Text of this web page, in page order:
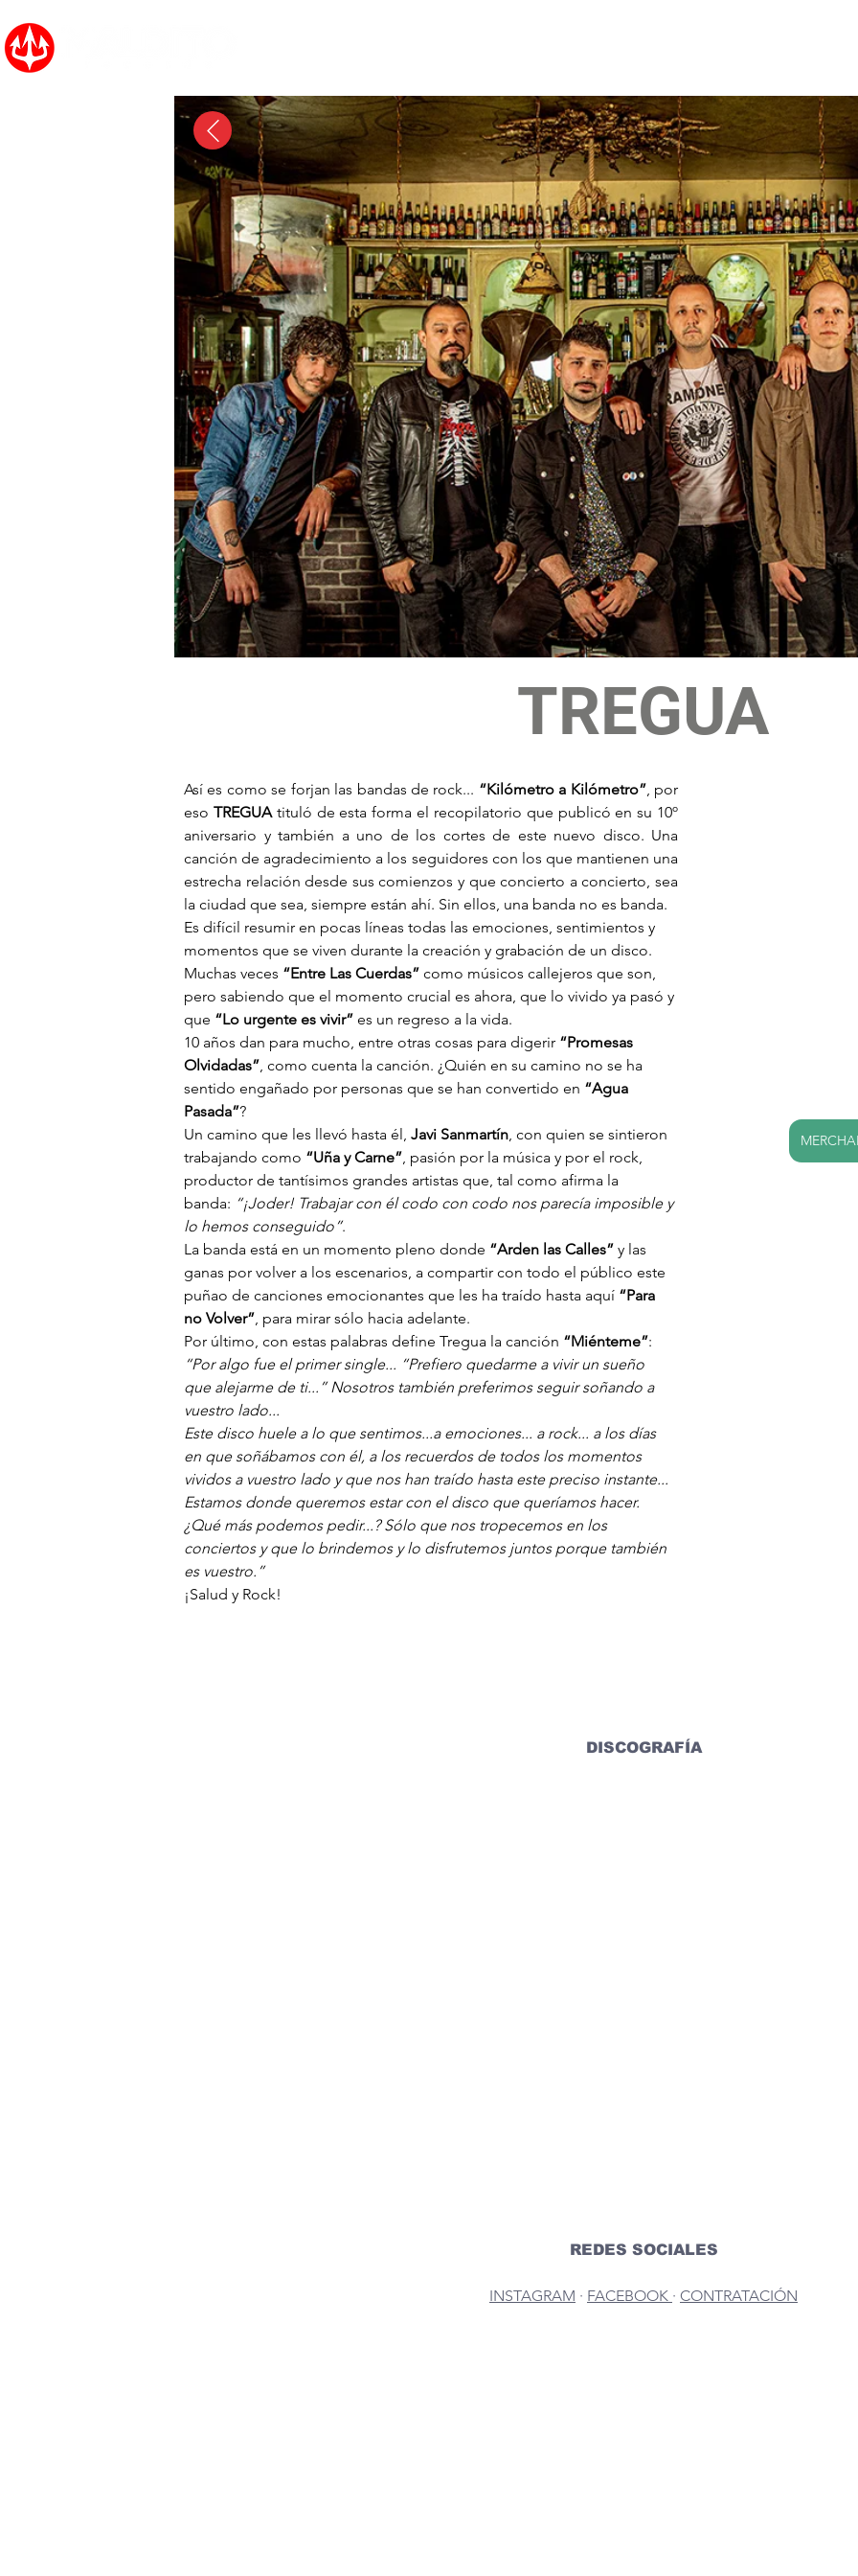
TREGUA
Así es como se forjan las bandas de rock... “Kilómetro a Kilómetro”, por
eso TREGUA tituló de esta forma el recopilatorio que publicó en su 10º
aniversario y también a uno de los cortes de este nuevo disco. Una
canción de agradecimiento a los seguidores con los que mantienen una
estrecha relación desde sus comienzos y que concierto a concierto, sea
la ciudad que sea, siempre están ahí. Sin ellos, una banda no es banda.
Es difícil resumir en pocas líneas todas las emociones, sentimientos y
momentos que se viven durante la creación y grabación de un disco.
Muchas veces “Entre Las Cuerdas” como músicos callejeros que son,
pero sabiendo que el momento crucial es ahora, que lo vivido ya pasó y
que “Lo urgente es vivir” es un regreso a la vida.
10 años dan para mucho, entre otras cosas para digerir “Promesas
Olvidadas”, como cuenta la canción. ¿Quién en su camino no se ha
sentido engañado por personas que se han convertido en “Agua
Pasada”?
Un camino que les llevó hasta él, Javi Sanmartín, con quien se sintieron
trabajando como “Uña y Carne”, pasión por la música y por el rock,
productor de tantísimos grandes artistas que, tal como afirma la
banda: “¡Joder! Trabajar con él codo con codo nos parecía imposible y
lo hemos conseguido”.
La banda está en un momento pleno donde “Arden las Calles” y las
ganas por volver a los escenarios, a compartir con todo el público este
puñao de canciones emocionantes que les ha traído hasta aquí “Para
no Volver”, para mirar sólo hacia adelante.
Por último, con estas palabras define Tregua la canción “Miénteme”:
“Por algo fue el primer single... “Prefiero quedarme a vivir un sueño
que alejarme de ti...” Nosotros también preferimos seguir soñando a
vuestro lado...
Este disco huele a lo que sentimos...a emociones... a rock... a los días
en que soñábamos con él, a los recuerdos de todos los momentos
vividos a vuestro lado y que nos han traído hasta este preciso instante...
Estamos donde queremos estar con el disco que queríamos hacer.
¿Qué más podemos pedir...? Sólo que nos tropecemos en los
conciertos y que lo brindemos y lo disfrutemos juntos porque también
es vuestro.”
¡Salud y Rock!
DISCOGRAFÍA
REDES SOCIALES
INSTAGRAM · FACEBOOK · CONTRATACIÓN